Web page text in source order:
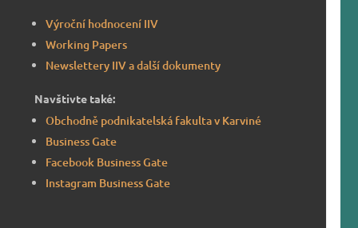
Výroční hodnocení IIV
Working Papers
Newslettery IIV a další dokumenty
Navštivte také:
Obchodně podnikatelská fakulta v Karviné
Business Gate
Facebook Business Gate
Instagram Business Gate